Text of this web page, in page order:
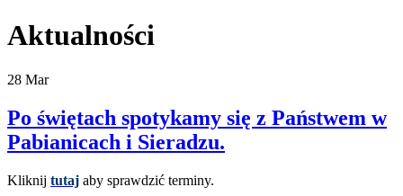
Aktualności
28 Mar
Po świętach spotykamy się z Państwem w
Pabianicach i Sieradzu.
Kliknij tutaj aby sprawdzić terminy.